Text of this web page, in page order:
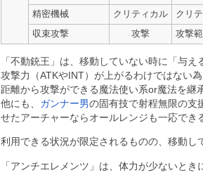
精密機械
クリティカル クリ
収束攻撃
攻撃 攻撃
「不動銃王」は、移動していない時に「与え
攻撃力（ATKやINT）が上がるわけではない
距離から攻撃ができる魔法使い系or魔法を継
他にも、 ガンナー男の固有技で射程無限の
せたアーチャーならオールレンジも一応でき
利用できる状況が限定されるものの、移動し
「アンチエレメンツ」は、体力が少ないとき